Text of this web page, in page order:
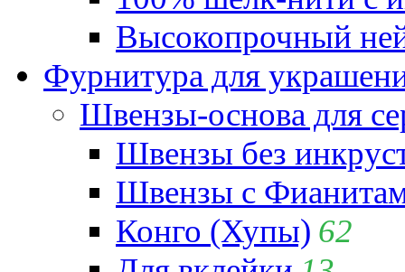
Высокопрочный
Фурнитура для
Швензы-основа для
Швензы без
Швензы с
Конго (Хупы) 62